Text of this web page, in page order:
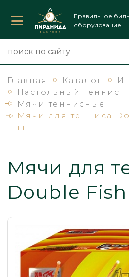
Правильное
оборудование
Главная Каталог
Настольный теннис
Мячи теннисные
Мячи для тенниса
шт
Мячи для
Double